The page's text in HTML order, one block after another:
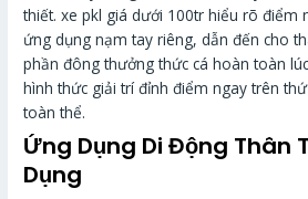
thiết. xe pkl giá dưới 100tr hiểu rõ điểm
ứng dụng nạm tay riêng, dẫn đến cho
phần đông thưởng thức cá hoàn toàn
hình thức giải trí đỉnh điểm ngay trên
toàn thể.
Ứng Dụng Di Động Thân
Dụng